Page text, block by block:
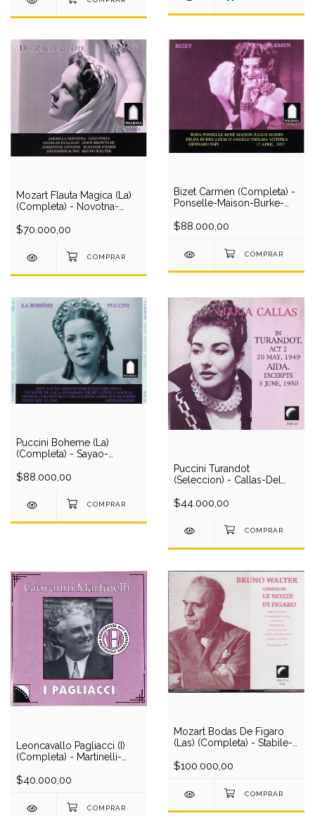
Mozart Flauta Magica (La)
(Completa) - Novotna-
Brownlee-Raymondi-
CD)
$70.000,00
Bizet Carmen (Completa) -
Ponselle-Maison-Burke-
O/Papi (2 CD)
$88.000,00
Puccini Boheme (La)
(Completa) - Sayao-
Cehanovsky-Met Opera
$88.000,00
Puccini Turandot
(Seleccion) - Callas-Del
Tavini/Serafin (1949) (1 CD)
$44.000,00
Leoncavallo Pagliacci (I)
(Completa) - Martinelli-
Paolis-Met Opera
$40.000,00
Mozart Bodas De Figaro
(Las) (Completa) - Stabile-
Lazzari-Novotna/Walter(en
$100.000,00